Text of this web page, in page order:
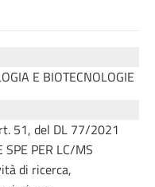
E BIOTECNOLOGIE
51, del DL 77/2021
PER LC/MS
di ricerca,